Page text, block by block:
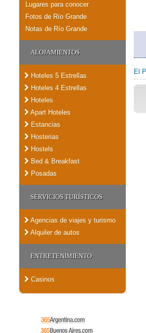
Lugares para conocer
Fotos de Río Grande
Notas de Río Grande
ALOJAMIENTOS
Hoteles 5 Estrellas
Hoteles 4 Estrellas
Hoteles
Apart Hoteles
Estancias
Hosterias
Hostels
Bed & Breakfast
Posadas
SERVICIOS TURÍSTICOS
Agencias de viajes y turismo
Alquiler de autos
ENTRETENIMIENTO
Casinos
El